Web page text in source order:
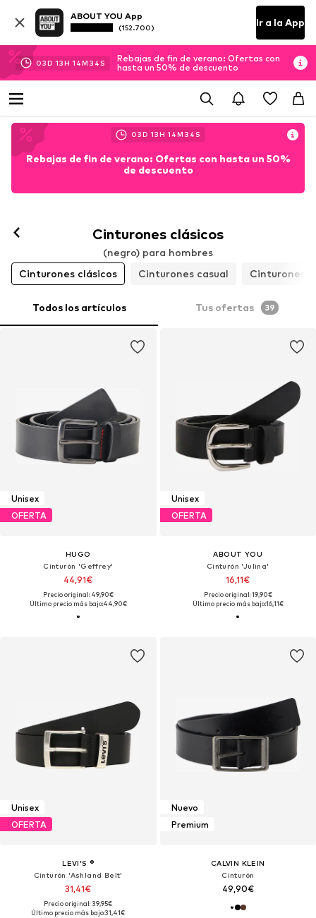
ABOUT YOU App
(152.700) Ir a la App
03D 13H 14M 33 S
Rebajas de fin de verano: Ofertas con
hasta un 50% de descuento
03D 13H 14M 32 S
Rebajas de fin de verano: Ofertas con hasta un 50%
de descuento
Cinturones clásicos
(negro) para hombres
Cinturones clásicos
Cinturones casual Cinturones
Todos los artículos Tus ofertas 39
Unisex
OFERTA
HUGO
Cinturón 'Geffrey'
44,91€
Precio original: 49,90€
Último precio más bajo:44,90€
Unisex
OFERTA
ABOUT YOU
Cinturón 'Julina'
16,11€
Precio original: 19,90€
Último precio más bajo:16,11€
Unisex
OFERTA
LEVI'S ®
Cinturón 'Ashland Belt'
31,41€
Precio original: 39,95€
Último precio más bajo:31,41€
Nuevo
Premium
CALVIN KLEIN
Cinturón
49,90€